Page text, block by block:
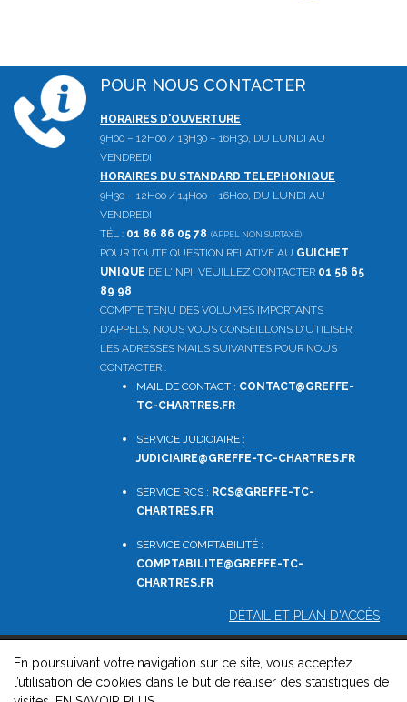
POUR NOUS CONTACTER
HORAIRES D'OUVERTURE
9H00 – 12H00 / 13H30 – 16H30, DU LUNDI AU
VENDREDI
HORAIRES DU STANDARD TELEPHONIQUE
9H30 – 12H00 / 14H00 – 16H00, DU LUNDI AU
VENDREDI
TÉL : 01 86 86 05 78 (APPEL NON SURTAXÉ)
POUR TOUTE QUESTION RELATIVE AU GUICHET
UNIQUE DE L'INPI, VEUILLEZ CONTACTER 01 56 65
89 98
COMPTE TENU DES VOLUMES IMPORTANTS
D'APPELS, NOUS VOUS CONSEILLONS D'UTILISER
LES ADRESSES MAILS SUIVANTES POUR NOUS
CONTACTER :
MAIL DE CONTACT : CONTACT@GREFFE-
TC-CHARTRES.FR
SERVICE JUDICIAIRE :
JUDICIAIRE@GREFFE-TC-CHARTRES.FR
SERVICE RCS : RCS@GREFFE-TC-
CHARTRES.FR
SERVICE COMPTABILITÉ :
COMPTABILITE@GREFFE-TC-
CHARTRES.FR
DÉTAIL ET PLAN D'ACCÈS
© 2026, Greffe du Tribunal de Commerce de Chartres -
Mentions légales-Contact -Gestion des cookies-Politique de
En poursuivant votre navigation sur ce site, vous acceptez
l’utilisation de cookies dans le but de réaliser des statistiques de